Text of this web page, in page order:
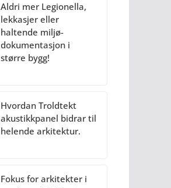
Aldri mer Legionella,
lekkasjer eller
haltende miljø-
dokumentasjon i
større bygg!
Hvordan Troldtekt
akustikkpanel bidrar til
helende arkitektur.
Fokus for arkitekter i